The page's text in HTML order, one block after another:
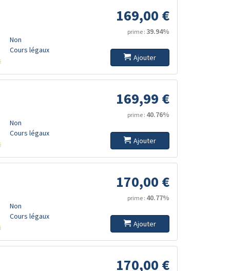
Non
Cours légaux
169,00 €
prime : 39.94%
Ajouter
Non
Cours légaux
169,99 €
prime : 40.76%
Ajouter
Non
Cours légaux
170,00 €
prime : 40.77%
Ajouter
170,00 €